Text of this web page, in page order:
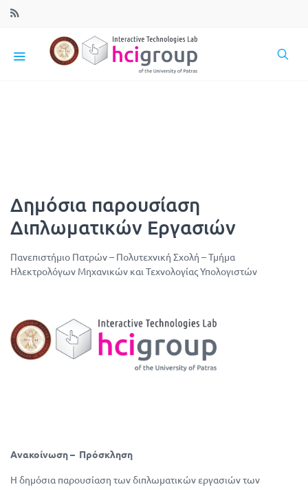
Δημόσια παρουσίαση
Διπλωματικών Εργασιών
Πανεπιστήμιο Πατρών – Πολυτεχνική Σχολή – Τμήμα
Ηλεκτρολόγων Μηχανικών και Τεχνολογίας Υπολογιστών
Ανακοίνωση – Πρόσκληση
Η δημόσια παρουσίαση των διπλωματικών εργασιών των